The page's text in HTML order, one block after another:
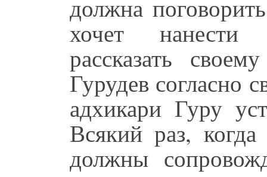
должна
хочет нанести
рассказать
Гурудев согласно
адхикари Гуру
Всякий раз,
должны